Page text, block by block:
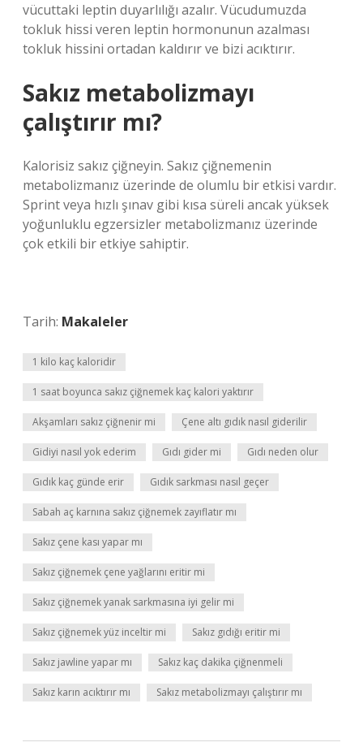
vücuttaki leptin duyarlılığı azalır. Vücudumuzda
tokluk hissi veren leptin hormonunun azalması
tokluk hissini ortadan kaldırır ve bizi acıktırır.
Sakız metabolizmayı
çalıştırır mı?
Kalorisiz sakız çiğneyin. Sakız çiğnemenin
metabolizmanız üzerinde de olumlu bir etkisi vardır.
Sprint veya hızlı şınav gibi kısa süreli ancak yüksek
yoğunluklu egzersizler metabolizmanız üzerinde
çok etkili bir etkiye sahiptir.
Tarih: Makaleler
1 kilo kaç kaloridir
1 saat boyunca sakız çiğnemek kaç kalori yaktırır
Akşamları sakız çiğnenir mi Çene altı gıdık nasıl giderilir
Gidiyi nasıl yok ederim Gıdı gider mi Gıdı neden olur
Gıdık kaç günde erir Gıdık sarkması nasıl geçer
Sabah aç karnına sakız çiğnemek zayıflatır mı
Sakız çene kası yapar mı
Sakız çiğnemek çene yağlarını eritir mi
Sakız çiğnemek yanak sarkmasına iyi gelir mi
Sakız çiğnemek yüz inceltir mi Sakız gıdığı eritir mi
Sakız jawline yapar mı Sakız kaç dakika çiğnenmeli
Sakız karın acıktırır mı Sakız metabolizmayı çalıştırır mı